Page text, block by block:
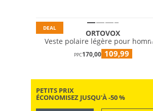
DEAL
ORTOVOX
Veste polaire légère pour
PPC170,00 109,99
PETITS PRIX
ÉCONOMISEZ JUSQU'À -50 %